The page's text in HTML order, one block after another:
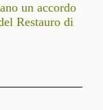
un accordo
Restauro di